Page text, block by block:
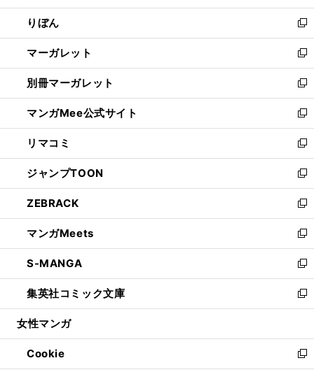
開
く
ウ
で
開
く
ン
ド
ウ
で
開
く
ウ
ィ
ン
ド
ウ
で
開
く
りぼん
新
し
い
ウ
ィ
ン
ド
ウ
で
開
く
マーガレット
新
し
い
ウ
ィ
ン
ド
ウ
で
開
く
別冊マーガレット
新
し
い
ウ
ィ
ン
ド
ウ
で
開
く
マンガMee公式サイト
新
し
い
ウ
ィ
ン
ド
ウ
で
開
く
リマコミ
新
し
い
ウ
ィ
ン
ド
ウ
で
開
く
ジャンプTOON
新
し
い
ウ
ィ
ン
ド
ウ
で
開
ZEBRACK
新
し
い
ウ
ィ
ン
ド
ウ
開
く
マンガMeets
新
し
い
ウ
ィ
ン
ウ
で
開
S-MANGA
新
し
い
ウ
ン
ド
ウ
集英社コミック文庫
新
し
ウ
ィ
ン
女性マンガ
Cookie
新
し